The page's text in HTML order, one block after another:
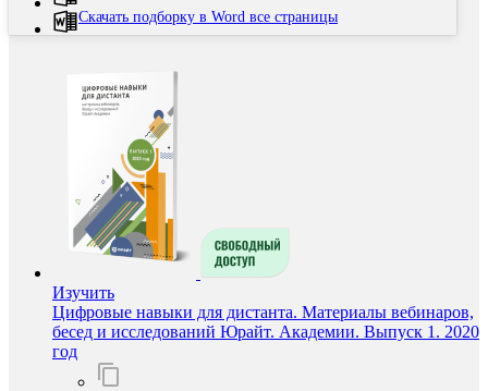
Скачать подборку в Word все страницы
Изучить
Цифровые навыки для дистанта. Материалы вебинаров,
бесед и исследований Юрайт. Академии. Выпуск 1. 2020
год